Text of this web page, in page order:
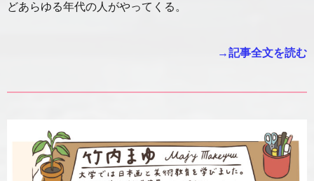
どあらゆる年代の人がやってくる。
→記事全文を読む